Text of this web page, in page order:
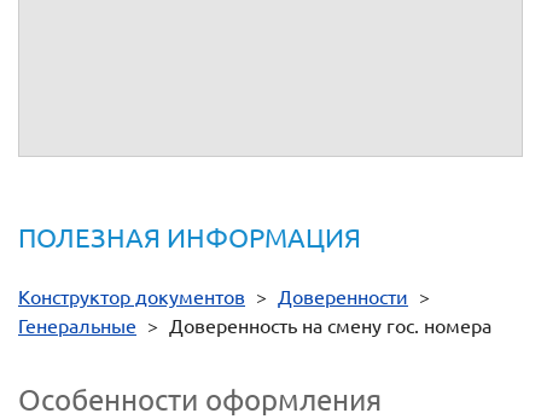
ПОЛЕЗНАЯ ИНФОРМАЦИЯ
Конструктор документов > Доверенности >
Генеральные > Доверенность на смену гос. номера
Особенности оформления